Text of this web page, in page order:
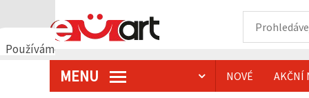
Používáme
MENU NOVÉ AKČNÍ